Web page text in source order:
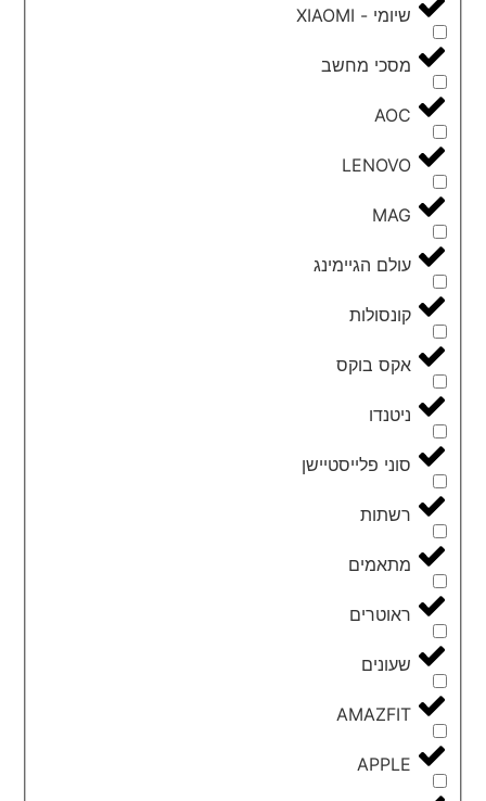
שיומי - XIAOMI
מסכי מחשב
AOC
LENOVO
MAG
עולם הגיימינג
קונסולות
אקס בוקס
ניטנדו
סוני פלייסטיישן
רשתות
מתאמים
ראוטרים
שעונים
AMAZFIT
APPLE